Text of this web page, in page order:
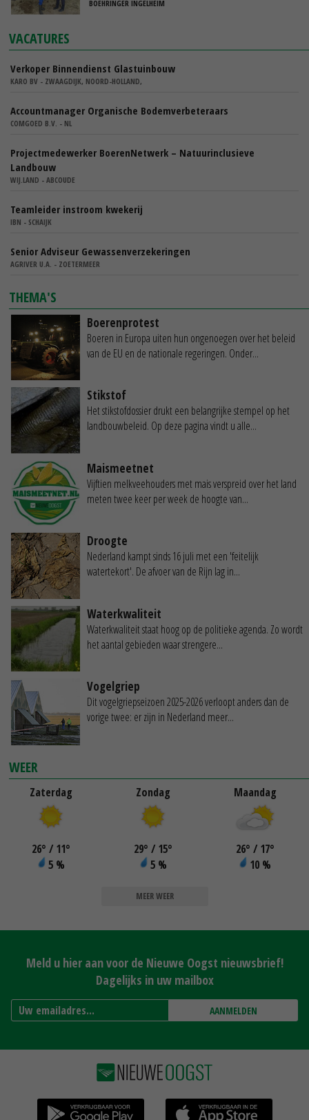
BOEHRINGER INGELHEIM
VACATURES
Verkoper Binnendienst Glastuinbouw
KARO BV - ZWAAGDIJK, NOORD-HOLLAND,
Accountmanager Organische Bodemverbeteraars
COMGOED B.V. - NL
Projectmedewerker BoerenNetwerk – Natuurinclusieve
Landbouw
WIJ.LAND - ABCOUDE
Teamleider instroom kwekerij
IBN - SCHAIJK
Senior Adviseur Gewassenverzekeringen
AGRIVER U.A. - ZOETERMEER
THEMA'S
Boerenprotest
Boeren in Europa uiten hun ongenoegen over het beleid
van de EU en de nationale regeringen. Onder...
Stikstof
Het stikstofdossier drukt een belangrijke stempel op het
landbouwbeleid. Op deze pagina vindt u alle...
Maismeetnet
Vijftien melkveehouders met mais verspreid over het land
meten twee keer per week de hoogte van...
Droogte
Nederland kampt sinds 16 juli met een 'feitelijk
watertekort'. De afvoer van de Rijn lag in...
Waterkwaliteit
Waterkwaliteit staat hoog op de politieke agenda. Zo wordt
het aantal gebieden waar strengere...
Vogelgriep
Dit vogelgriepseizoen 2025-2026 verloopt anders dan de
vorige twee: er zijn in Nederland meer...
WEER
Zaterdag
26° / 11°
5 %
Zondag
29° / 15°
5 %
Maandag
26° / 17°
10 %
MEER WEER
Meld u hier aan voor de Nieuwe Oogst nieuwsbrief!
Dagelijks in uw mailbox
AANMELDEN